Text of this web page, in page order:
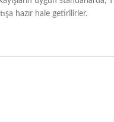
hazır hale getirilirler.